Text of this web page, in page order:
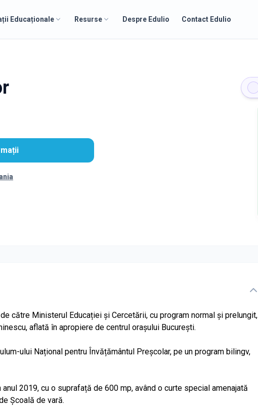
Educaționale Resurse Despre Edulio Contact Edulio
către Ministerul Educației și Cercetării, cu program normal și prelungit,
aflată în apropiere de centrul oraşului Bucureşti.
ului Național pentru Învățământul Preșcolar, pe un program bilingv,
2019, cu o suprafață de 600 mp, având o curte special amenajată
Școală de vară.